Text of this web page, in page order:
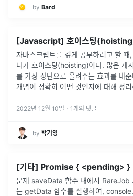
by Bard
[Javascript] 호이스팅
자바스크립트를 깊게 공부하려고 할
나가 호이스팅(hoisting)이다. 많은 게
를 가장 상단으로 올려주는 효과를 내
개념이 정확히 어떤 것인지에 대해 정
2022년 12월 10일 · 1 개의 댓글
by 박기영
[기타] Promise { <pending> }
문제 saveData 함수 내에서 RareJob
는 getData 함수를 실행하여,